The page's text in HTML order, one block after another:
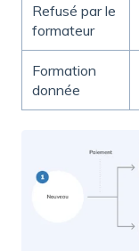
Refusé par le
formateur
Formation
donnée